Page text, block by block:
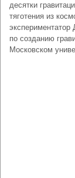
десятки
тяготения из
по созданию
Московском